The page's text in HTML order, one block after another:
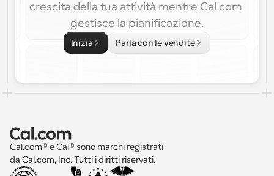
crescita della tua attività mentre Cal.com
gestisce la pianificazione.
Inizia Parla con le vendite
Cal.com® e Cal® sono marchi registrati
da Cal.com, Inc. Tutti i diritti riservati.